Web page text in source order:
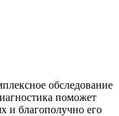
обследование
поможет
и благополучно его